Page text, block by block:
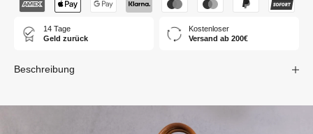
14 Tage
Geld zurück
Kostenloser
Versand ab 200€
Beschreibung